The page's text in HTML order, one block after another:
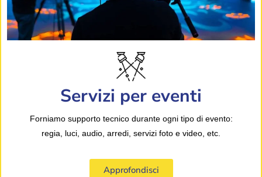
Servizi per eventi
Forniamo supporto tecnico durante ogni tipo di evento:
regia, luci, audio, arredi, servizi foto e video, etc.
Approfondisci